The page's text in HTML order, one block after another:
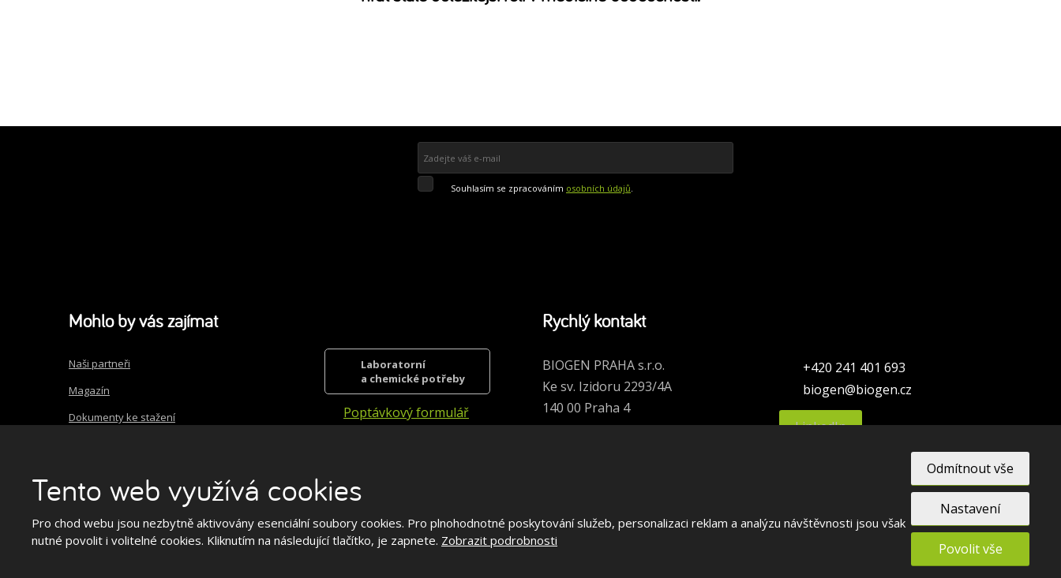
se
Souhlasím se zpracováním osobních údajů.
Mohlo by vás zajímat
Naši partneři
Magazín
Dokumenty ke stažení
Laboratorní
a chemické potřeby
Poptávkový formulář
Rychlý kontakt
BIOGEN PRAHA s.r.o.
Ke sv. Izidoru 2293/4A
140 00 Praha 4
+420 241 401 693
biogen@biogen.cz
LinkedIn
Mapa stránek |Podmínky použití
Tento web využívá cookies
Pro chod webu jsou nezbytně aktivovány esenciální soubory cookies. Pro plnohodnotné poskytování služeb, personalizaci reklam a analýzu návštěvnosti jsou však
nutné povolit i volitelné cookies. Kliknutím na následující tlačítko, je zapnete. Zobrazit podrobnosti
Odmítnout vše
Nastavení
Povolit vše